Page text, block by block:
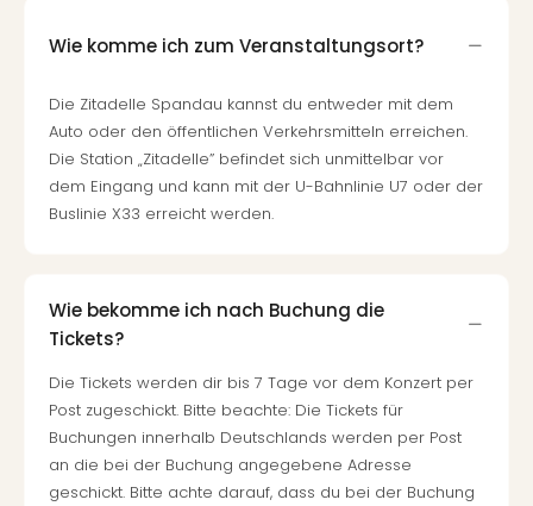
Wie komme ich zum Veranstaltungsort?
Die Zitadelle Spandau kannst du entweder mit dem
Auto oder den öffentlichen Verkehrsmitteln erreichen.
Die Station „Zitadelle” befindet sich unmittelbar vor
dem Eingang und kann mit der U-Bahnlinie U7 oder der
Buslinie X33 erreicht werden.
Wie bekomme ich nach Buchung die
Tickets?
Die Tickets werden dir bis 7 Tage vor dem Konzert per
Post zugeschickt. Bitte beachte: Die Tickets für
Buchungen innerhalb Deutschlands werden per Post
an die bei der Buchung angegebene Adresse
geschickt. Bitte achte darauf, dass du bei der Buchung